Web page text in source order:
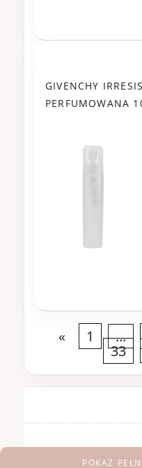
GIVENCHY
PERFUMOWANA
« 1 ...
33
POKAŻ